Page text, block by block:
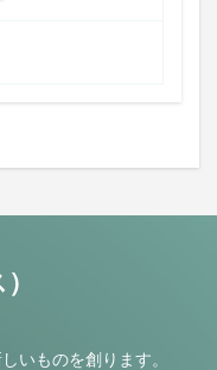
いものを創ります。